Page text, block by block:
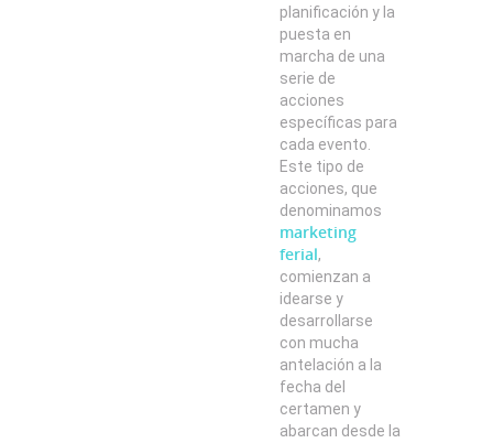
planificación y la
puesta en
marcha de una
serie de
acciones
específicas para
cada evento.
Este tipo de
acciones, que
denominamos
marketing
ferial,
comienzan a
idearse y
desarrollarse
con mucha
antelación a la
fecha del
certamen y
abarcan desde la